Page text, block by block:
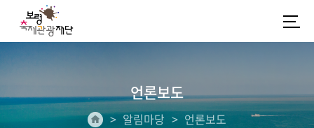
언론보도
알림마당 언론보도